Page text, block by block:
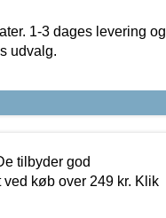
1-3 dages levering og
udvalg.
tilbyder god
køb over 249 kr. Klik